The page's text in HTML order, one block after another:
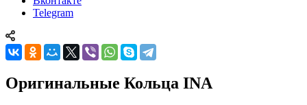
Telegram
Оригинальные Кольца INA